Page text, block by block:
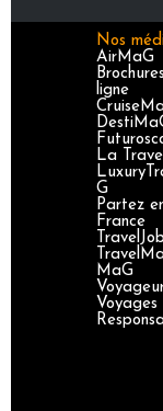
Nos
AirMaG
ligne
La
G
Partez
France
MaG
Voyages